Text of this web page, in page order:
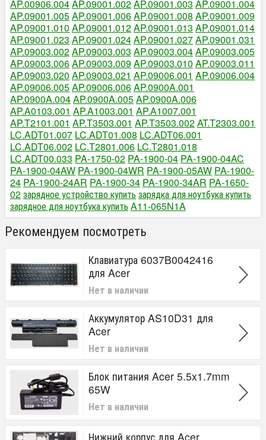
AP.00906.004AP.09001.002AP.09001.003 AP.09001.004
AP.09001.005AP.09001.006AP.09001.008 AP.09001.009
AP.09001.010 AP.09001.012AP.09001.013 AP.09001.014
AP.09001.023 AP.09001.024AP.09001.027AP.09001.031
AP.09003.002AP.09003.003 AP.09003.004AP.09003.005
AP.09003.006AP.09003.009AP.09003.010 AP.09003.011
AP.09003.020 AP.09003.021 AP.09006.001 AP.09006.004
AP.09006.005AP.09006.006AP.0900A.001
AP.0900A.004AP.0900A.005AP.0900A.006
AP.A0103.001 AP.A1003.001 AP.A1007.001
AP.T2101.001 AP.T3503.001 AP.T3503.002AT.T2303.001
LC.ADT01.007 LC.ADT01.008 LC.ADT06.001
LC.ADT06.002 LC.T2801.006 LC.T2801.018
LC.ADT00.033 PA-1750-02 PA-1900-04 PA-1900-04AC
PA-1900-04AW PA-1900-04WR PA-1900-05AW PA-1900-
24 PA-1900-24AR PA-1900-34 PA-1900-34AR PA-1650-
02зарядное устройство купить зарядка для ноутбука купить
зарядное для ноутбука купить A11-065N1A
Рекомендуем посмотреть
Клавиатура 6037B0042416
для Acer
Нет в наличии
Аккумулятор AS10D31 для
Acer
Нет в наличии
Блок питания Acer 5.5x1.7mm
65W
Нет в наличии
Нижний корпус для Acer